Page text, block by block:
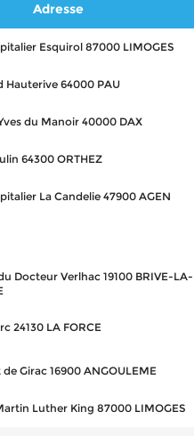
Adresse
Esquirol 87000 LIMOGES
Hauterive 64000 PAU
du Manoir 40000 DAX
64300 ORTHEZ
La Candelie 47900 AGEN
Docteur Verlhac 19100 BRIVE-LA-
24130 LA FORCE
Girac 16900 ANGOULEME
Luther King 87000 LIMOGES